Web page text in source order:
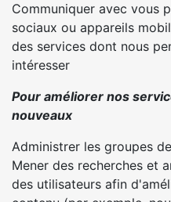
Communiquer avec vous
sociaux ou appareils
des services dont nous
intéresser
Pour améliorer nos
nouveaux
Administrer les groupes
Mener des recherches et
des utilisateurs afin